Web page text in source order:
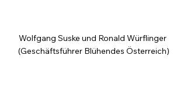
Wolfgang Suske und Ronald Würflinger
(Geschäftsführer Blühendes Österreich)